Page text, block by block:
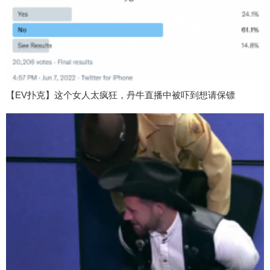
【EV扑克】这个女人太疯狂，丹牛直播中被吓到想请保镖